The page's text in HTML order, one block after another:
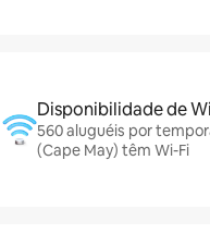
Disponibilidade de
560 aluguéis por
(Cape May) têm Wi-Fi